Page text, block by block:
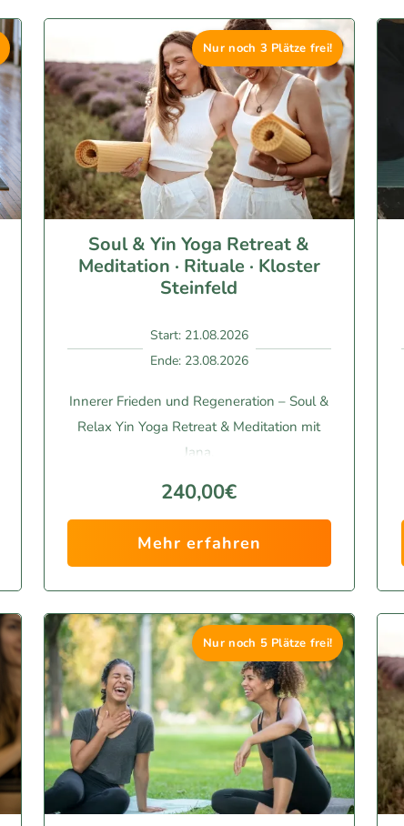
Nur noch 3 Plätze frei!
Soul & Yin Yoga Retreat &
Meditation · Rituale · Kloster
Steinfeld
Start: 21.08.2026
Ende: 23.08.2026
Innerer Frieden und Regeneration – Soul &
Relax Yin Yoga Retreat & Meditation mit
Jana.
240,00€
Mehr erfahren
Nur noch 5 Plätze frei!